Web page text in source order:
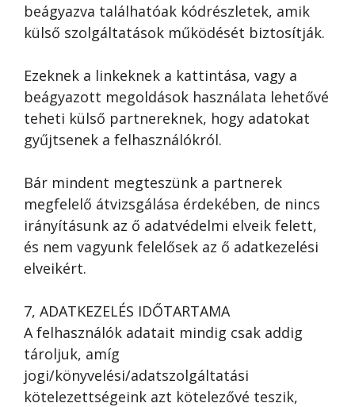
beágyazva találhatóak kódrészletek, amik
külső szolgáltatások működését biztosítják.
Ezeknek a linkeknek a kattintása, vagy a
beágyazott megoldások használata lehetővé
teheti külső partnereknek, hogy adatokat
gyűjtsenek a felhasználókról.
Bár mindent megteszünk a partnerek
megfelelő átvizsgálása érdekében, de nincs
irányításunk az ő adatvédelmi elveik felett,
és nem vagyunk felelősek az ő adatkezelési
elveikért.
7, ADATKEZELÉS IDŐTARTAMA
A felhasználók adatait mindig csak addig
tároljuk, amíg
jogi/könyvelési/adatszolgáltatási
kötelezettségeink azt kötelezővé teszik,